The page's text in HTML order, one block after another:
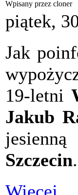
Wpisany przez cloner
piątek,
Jak
19-letni
Jakub
Szczecin.